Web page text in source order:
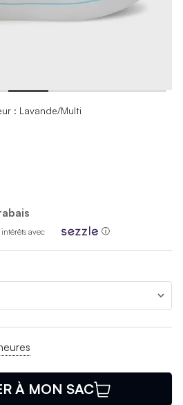
: Lavande/Multi
intérêts avec ⓘ
À MON SAC